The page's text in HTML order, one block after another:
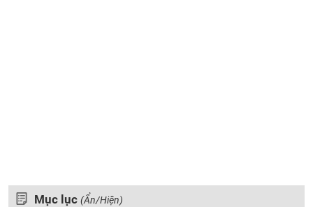
Mục lục (Ẩn/Hiện)